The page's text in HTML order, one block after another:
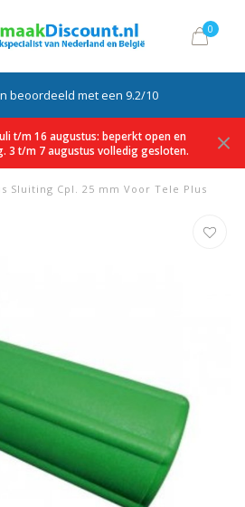
0
beoordeeld met een 9.2/10
t/m 16 augustus: beperkt open en
3 t/m 7 augustus volledig gesloten.
Sluiting Cpl. 25 mm Voor Tele Plus